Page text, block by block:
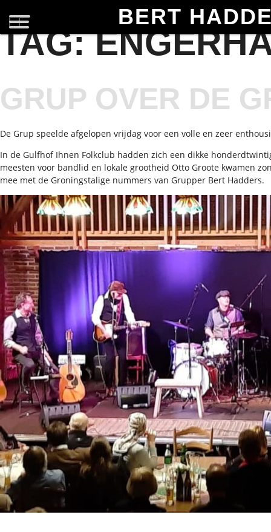
BERT
TAG:
GRUP OVER DE
De Grup speelde afgelopen vrijdag voor een volle en zeer
In de Gulfhof Ihnen Folkclub hadden zich een dikke
meesten voor bandlid en lokale grootheid Otto Groote kwamen
mee met de Groningstalige nummers van Grupper Bert Hadders.